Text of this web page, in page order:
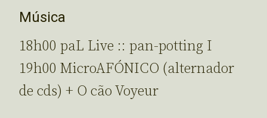
Música
18h00 paL Live :: pan-potting I
19h00 MicroAFÓNICO (alternador
de cds) + O cão Voyeur